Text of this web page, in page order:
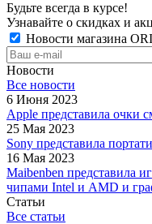
Будьте всегда в курсе!
Узнавайте о скидках и
Новости магазина
Новости
Все новости
6 Июня 2023
Apple представила очки
25 Мая 2023
Sony представила
16 Мая 2023
Maibenben представила
чипами Intel и AMD и
Статьи
Все статьи